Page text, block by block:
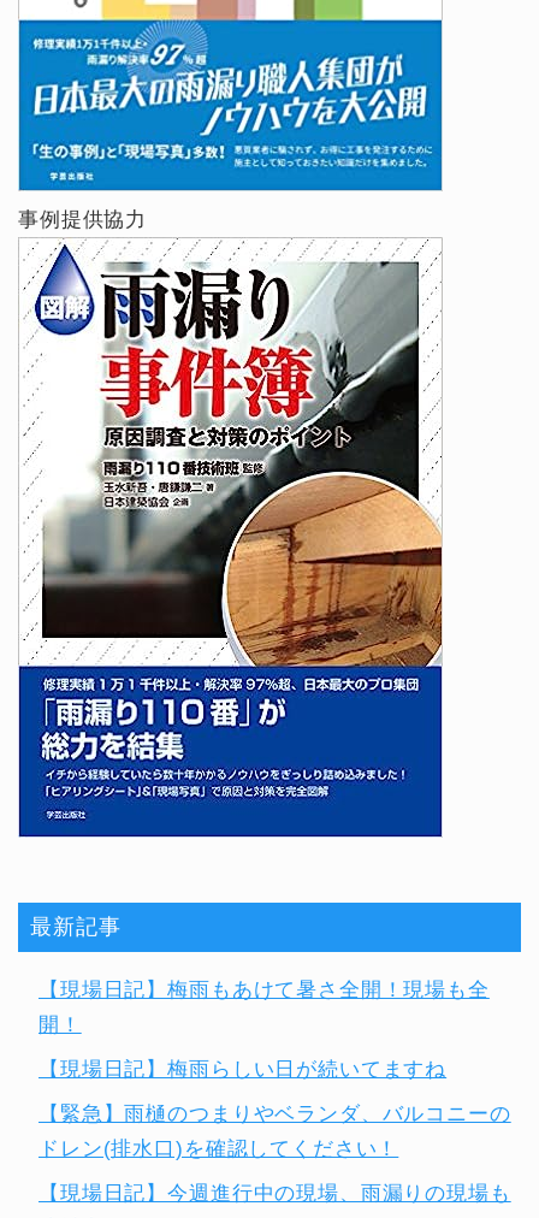
事例提供協力
最新記事
【現場日記】梅雨もあけて暑さ全開！現場も全
開！
【現場日記】梅雨らしい日が続いてますね
【緊急】雨樋のつまりやベランダ、バルコニーの
ドレン(排水口)を確認してください！
【現場日記】今週進行中の現場、雨漏りの現場も